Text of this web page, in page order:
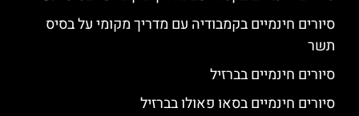
סיורים חינמיים בקמבודיה עם מדריך מקומי על בסיס
תשר
סיורים חינמיים בברזיל
סיורים חינמיים בסאו פאולו בברזיל